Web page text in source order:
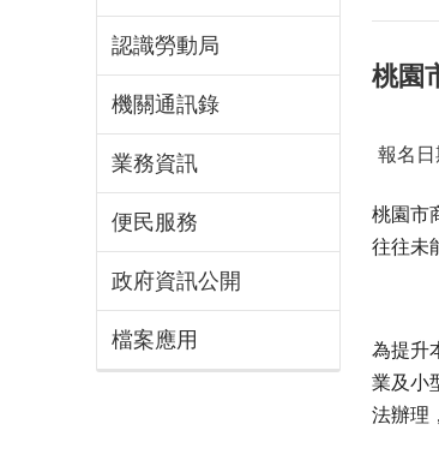
認識勞動局
機關通訊錄
業務資訊
便民服務
政府資訊公開
檔案應用
桃園
報名
桃園市
往往未
為提升
業及小
法辦理